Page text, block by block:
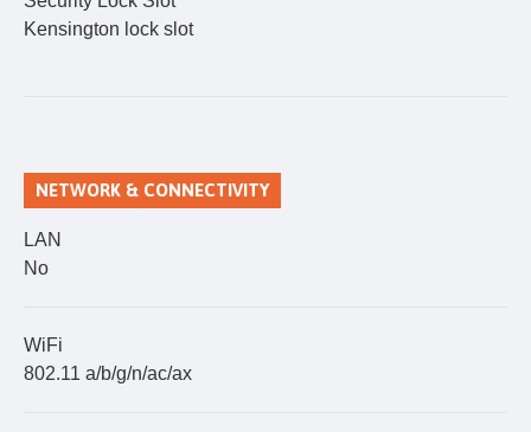
Kensington lock slot
NETWORK & CONNECTIVITY
LAN
No
WiFi
802.11 a/b/g/n/ac/ax